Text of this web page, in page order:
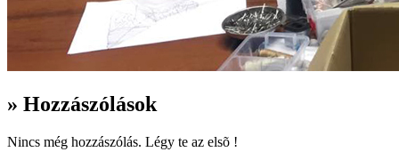
» Hozzászólások
Nincs még hozzászólás. Légy te az elsõ !